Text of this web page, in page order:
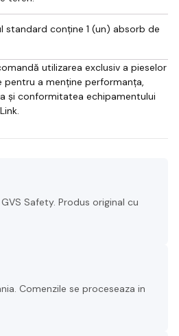
standard conține 1 (un) absorb de
utilizarea exclusiv a pieselor
pentru a menține performanța,
și conformitatea echipamentului
Safety. Produs original cu
Comenzile se proceseaza in